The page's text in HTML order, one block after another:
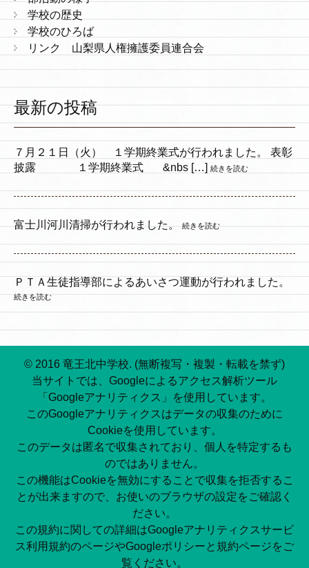
学校の歴史
学校のひろば
リンク 山梨県人権擁護委員連合会
最新の投稿
７月２１日（火） １学期終業式が行われました。 表彰
披露 １学期終業式 &nbs […] 続きを読む
富士川河川清掃が行われました。 続きを読む
ＰＴＡ生徒指導部によるあいさつ運動が行われました。
続きを読む
© 2016 竜王北中学校. (無断複写・複製・転載を禁ず)
当サイトでは、Googleによるアクセス解析ツール
「Googleアナリティクス」を使用しています。
このGoogleアナリティクスはデータの収集のために
Cookieを使用しています。
このデータは匿名で収集されており、個人を特定するも
のではありません。
この機能はCookieを無効にすることで収集を拒否するこ
とが出来ますので、お使いのブラウザの設定をご確認く
ださい。
この規約に関しての詳細はGoogleアナリティクスサービ
ス利用規約のページやGoogleポリシーと規約ページをご
覧ください。